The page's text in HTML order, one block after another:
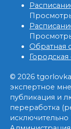
Обратная
Городская
© 2026
экспертное
публикация и
переработка